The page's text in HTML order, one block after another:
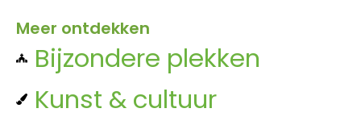
Meer ontdekken
Bijzondere plekken
Kunst & cultuur